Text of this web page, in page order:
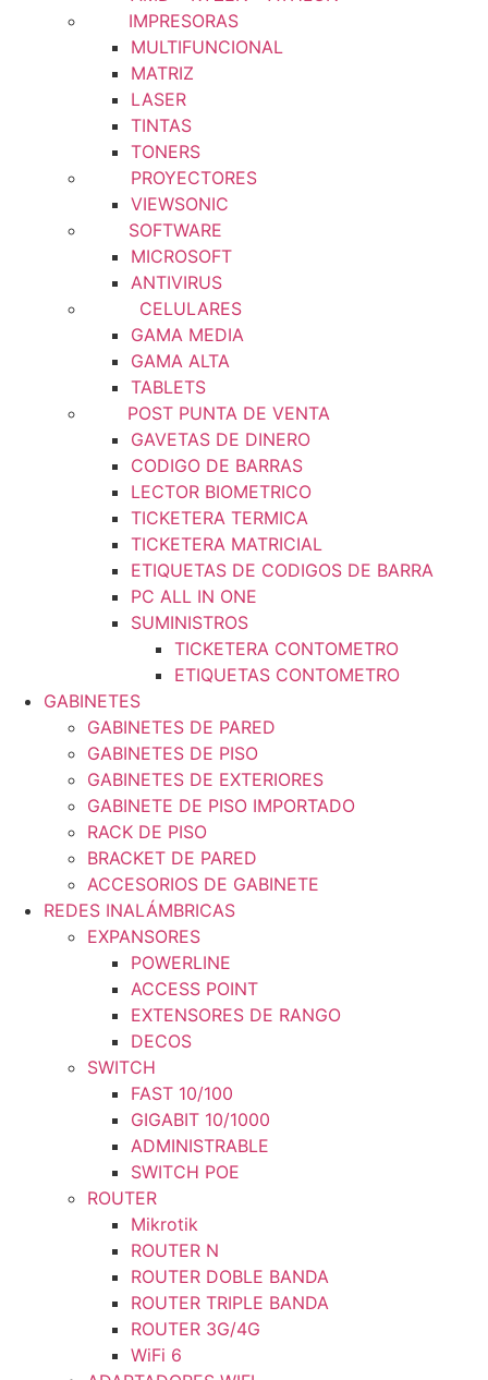
IMPRESORAS
MULTIFUNCIONAL
MATRIZ
LASER
TINTAS
TONERS
PROYECTORES
VIEWSONIC
SOFTWARE
MICROSOFT
ANTIVIRUS
CELULARES
GAMA MEDIA
GAMA ALTA
TABLETS
POST PUNTA DE VENTA
GAVETAS DE DINERO
CODIGO DE BARRAS
LECTOR BIOMETRICO
TICKETERA TERMICA
TICKETERA MATRICIAL
ETIQUETAS DE CODIGOS DE BARRA
PC ALL IN ONE
SUMINISTROS
TICKETERA CONTOMETRO
ETIQUETAS CONTOMETRO
GABINETES
GABINETES DE PARED
GABINETES DE PISO
GABINETES DE EXTERIORES
GABINETE DE PISO IMPORTADO
RACK DE PISO
BRACKET DE PARED
ACCESORIOS DE GABINETE
REDES INALÁMBRICAS
EXPANSORES
POWERLINE
ACCESS POINT
EXTENSORES DE RANGO
DECOS
SWITCH
FAST 10/100
GIGABIT 10/1000
ADMINISTRABLE
SWITCH POE
ROUTER
Mikrotik
ROUTER N
ROUTER DOBLE BANDA
ROUTER TRIPLE BANDA
ROUTER 3G/4G
WiFi 6